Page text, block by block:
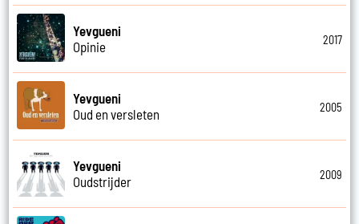
Yevgueni
Opinie
2017
Yevgueni
Oud en versleten
2005
Yevgueni
Oudstrijder
2009